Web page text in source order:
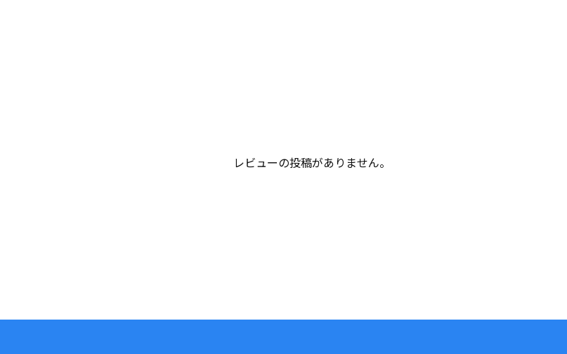
レビューの投稿がありません。